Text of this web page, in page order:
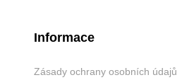
Informace
Zásady ochrany osobních údajů